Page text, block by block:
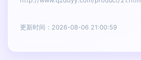
更新时间：2026-08-06 21:00:59